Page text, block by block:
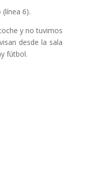
(línea 6).
y no tuvimos
desde la sala
fútbol.